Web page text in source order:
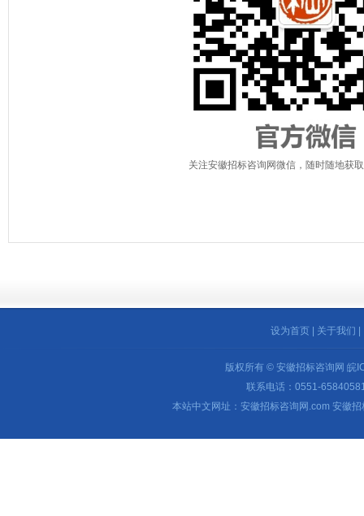
关注安徽招标咨询网微信，随时随地获
设为首页 关于我们
版权所有 © 安徽招标咨询网 皖
联系电话：0551-
本站中文网址：安徽招标咨询网.com 安徽